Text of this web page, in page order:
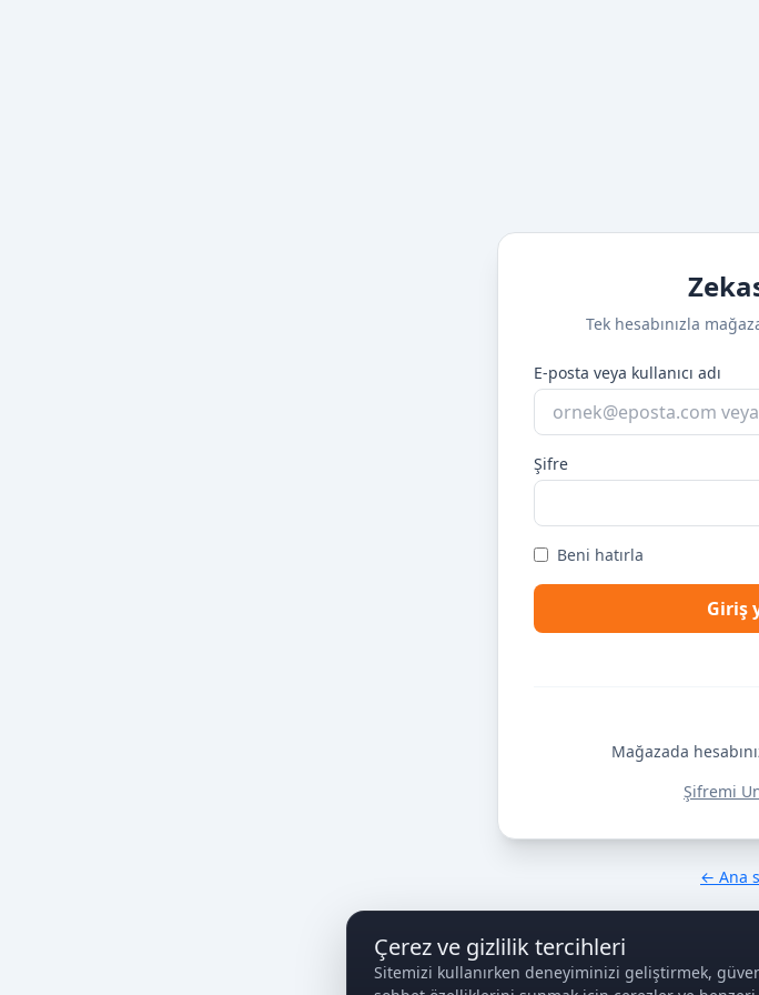
Tek hesabınızla
E-posta veya kullanıcı adı
Şifre
Beni hatırla
Giriş
Mağazada
Şifremi
← Ana
Çerez ve gizlilik tercihleri
Sitemizi kullanırken deneyiminizi geliştirmek,